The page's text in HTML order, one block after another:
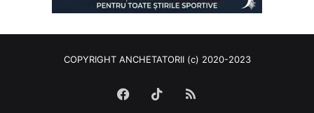
COPYRIGHT ANCHETATORII (c) 2020-2023
Facebook
TikTok